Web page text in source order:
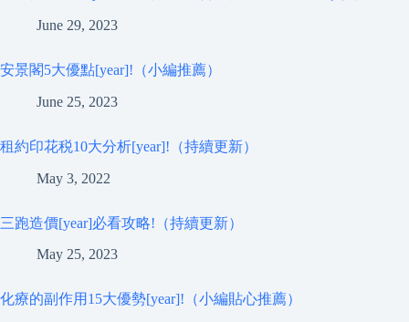
June 29, 2023
安景閣5大優點[year]!（小編推薦）
June 25, 2023
租約印花税10大分析[year]!（持續更新）
May 3, 2022
三跑造價[year]必看攻略!（持續更新）
May 25, 2023
化療的副作用15大優勢[year]!（小編貼心推薦）